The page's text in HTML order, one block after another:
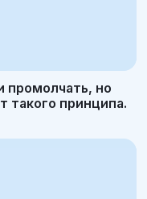
но
такого принципа.